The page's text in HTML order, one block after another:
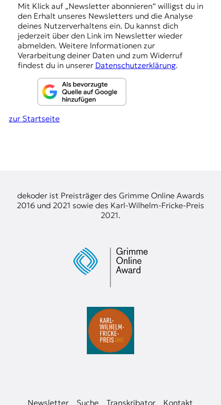
Mit Klick auf „Newsletter abonnieren“ willigst du in
den Erhalt unseres Newsletters und die Analyse
deines Nutzerverhaltens ein. Du kannst dich
jederzeit über den Link im Newsletter wieder
abmelden. Weitere Informationen zur
Verarbeitung deiner Daten und zum Widerruf
findest du in unserer Datenschutzerklärung.
zur Startseite
dekoder ist Preisträger des Grimme Online Awards
2016 und 2021 sowie des Karl-Wilhelm-Fricke-Preis
2021.
Newsletter Suche Transkribator Kontakt